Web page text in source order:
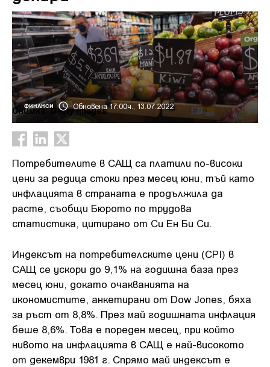
ФИНАНСИ Обновена 17:00ч., 13.07.2022
Снимка: Getty images
Потребителите в САЩ са платили по-високи
цени за редица стоки през месец юни, тъй като
инфлацията в страната е продължила да
расте, съобщи Бюрото по трудова
статистика, цитирано от Си Ен Би Си.
Индексът на потребителските цени (CPI) в
САЩ се ускори до 9,1% на годишна база през
месец юни, докато очакванията на
икономистите, анкетирани от Dow Jones, бяха
за ръст от 8,8%. През май годишната инфлация
беше 8,6%. Това е пореден месец, при който
нивото на инфлацията в САЩ е най-високото
от декември 1981 г. Спрямо май индексът е